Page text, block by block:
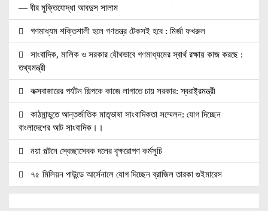
— বীর মুক্তিযোদ্ধা আবদুস সালাম
গণমাধ্যম শক্তিশালী হলে গণতন্ত্র টেকসই হবে : মির্জা ফখরুল
সাংবাদিক, মালিক ও সরকার যৌথভাবে গণমাধ্যমের স্বার্থ রক্ষায় কাজ করছে :
তথ্যমন্ত্রী
কক্সবাজারের পর্যটন শিল্পকে কাজে লাগাতে চায় সরকার: স্বরাষ্ট্রমন্ত্রী
কাঠমান্ডুতে আন্তর্জাতিক মাতৃভাষা সাংবাদিকতা সম্মেলন: যোগ দিচ্ছেন
বাংলাদেশের আট সাংবাদিক।।
নয়া পল্টনে স্বেচ্ছাসেবক দলের বৃক্ষরোপণ কর্মসূচি
৭৫ মিলিয়ন পাউন্ডে আর্সেনালে যোগ দিচ্ছেন ব্রাজিল তারকা গুইমারেস